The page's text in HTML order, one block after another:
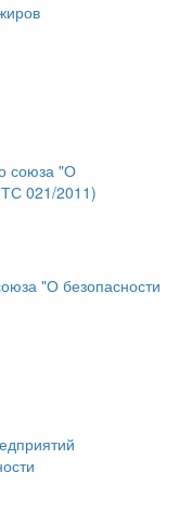
"О безопасности